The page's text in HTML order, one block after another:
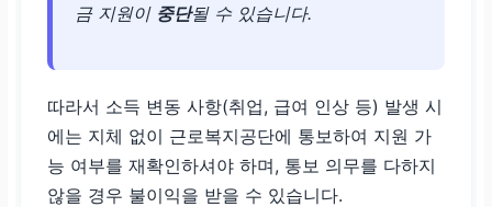
금 지원이 중단될 수 있습니다.
따라서 소득 변동 사항(취업, 급여 인상 등) 발생 시
에는 지체 없이 근로복지공단에 통보하여 지원 가
능 여부를 재확인하셔야 하며, 통보 의무를 다하지
않을 경우 불이익을 받을 수 있습니다.